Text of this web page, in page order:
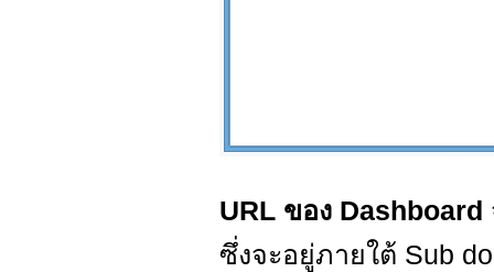
URL ของ Dashboard
ซึ่งจะอยู่ภายใต้ Sub